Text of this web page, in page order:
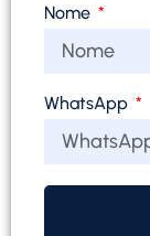
Nome
WhatsApp